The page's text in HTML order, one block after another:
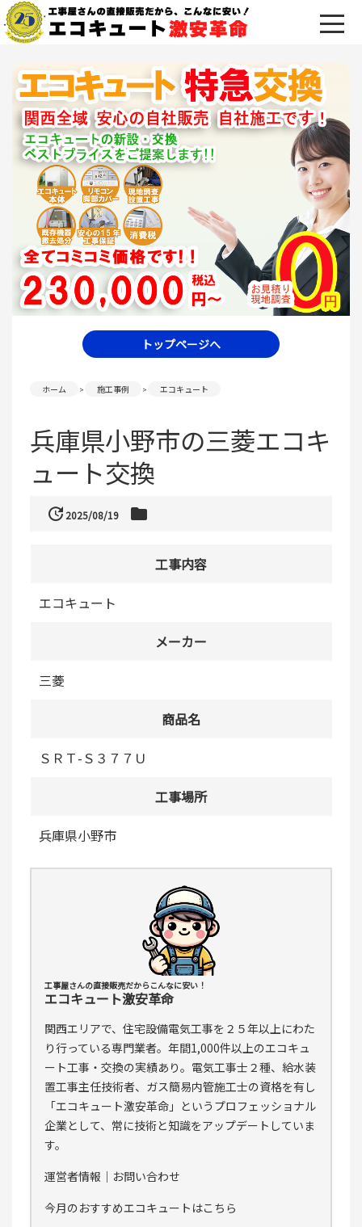
トップページへ
ホーム 施工事例 エコキュート
兵庫県小野市の三菱エコキ
ュート交換
update2025/08/19 folder
工事内容
エコキュート
メーカー
三菱
商品名
ＳＲＴ-Ｓ３７７Ｕ
工事場所
兵庫県小野市
工事屋さんの直接販売だからこんなに安い！
エコキュート激安革命
関西エリアで、住宅設備電気工事を２５年以上にわた
り行っている専門業者。年間1,000件以上のエコキュ
ート工事・交換の実績あり。電気工事士２種、給水装
置工事主任技術者、ガス簡易内管施工士の資格を有し
「エコキュート激安革命」というプロフェッショナル
企業として、常に技術と知識をアップデートしていま
す。
運営者情報 ｜ お問い合わせ
今月のおすすめエコキュートはこちら